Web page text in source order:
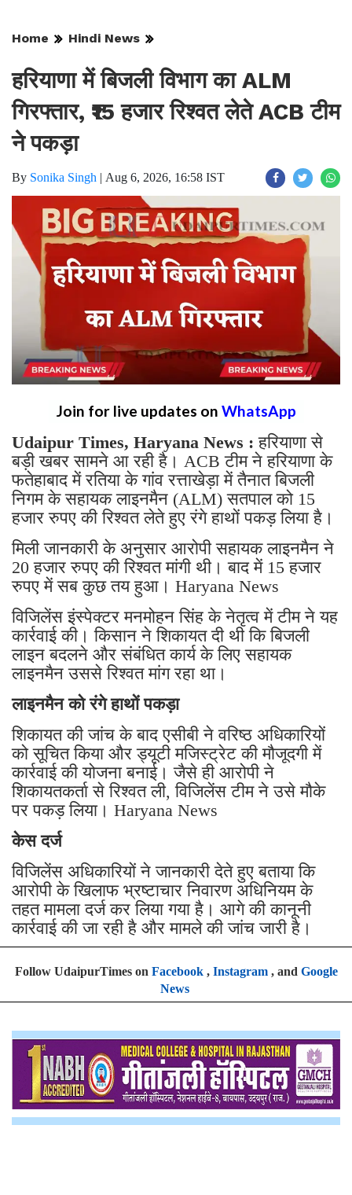
Home Hindi News
हरियाणा में बिजली विभाग का ALM
गिरफ्तार, ₹15 हजार रिश्वत लेते ACB टीम
ने पकड़ा
By Sonika Singh | Aug 6, 2026, 16:58 IST
Join for live updates on WhatsApp
Udaipur Times, Haryana News :हरियाणा से
बड़ी खबर सामने आ रही है। ACB टीम ने हरियाणा के
फतेहाबाद में रतिया के गांव रत्ताखेड़ा में तैनात बिजली
निगम के सहायक लाइनमैन (ALM) सतपाल को 15
हजार रुपए की रिश्वत लेते हुए रंगे हाथों पकड़ लिया है।
मिली जानकारी के अनुसार आरोपी सहायक लाइनमैन ने
20 हजार रुपए की रिश्वत मांगी थी। बाद में 15 हजार
रुपए में सब कुछ तय हुआ। Haryana News
विजिलेंस इंस्पेक्टर मनमोहन सिंह के नेतृत्व में टीम ने यह
कार्रवाई की। किसान ने शिकायत दी थी कि बिजली
लाइन बदलने और संबंधित कार्य के लिए सहायक
लाइनमैन उससे रिश्वत मांग रहा था।
लाइनमैन को रंगे हाथों पकड़ा
शिकायत की जांच के बाद एसीबी ने वरिष्ठ अधिकारियों
को सूचित किया और ड्यूटी मजिस्ट्रेट की मौजूदगी में
कार्रवाई की योजना बनाई। जैसे ही आरोपी ने
शिकायतकर्ता से रिश्वत ली, विजिलेंस टीम ने उसे मौके
पर पकड़ लिया। Haryana News
केस दर्ज
विजिलेंस अधिकारियों ने जानकारी देते हुए बताया कि
आरोपी के खिलाफ भ्रष्टाचार निवारण अधिनियम के
तहत मामला दर्ज कर लिया गया है। आगे की कानूनी
कार्रवाई की जा रही है और मामले की जांच जारी है।
Follow UdaipurTimes on Facebook, Instagram, and Google
News